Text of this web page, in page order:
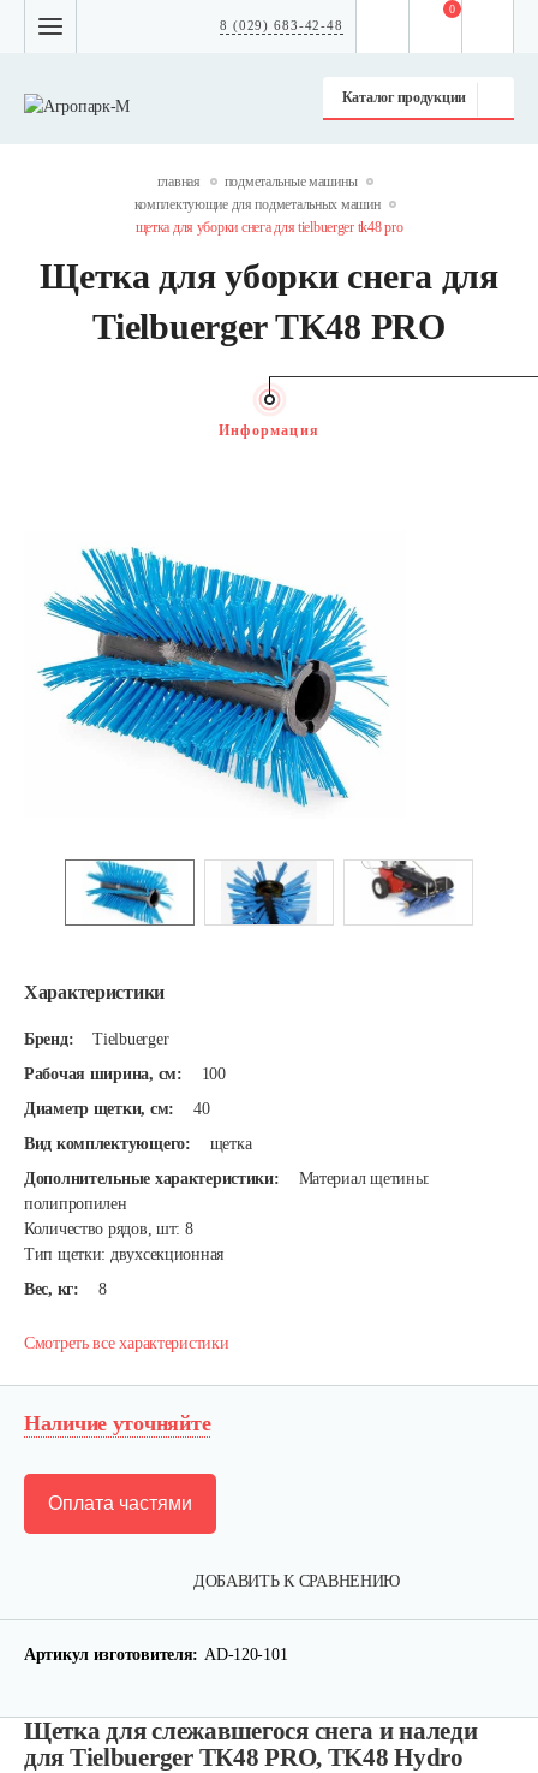
8 (029) 683-42-48
Каталог продукции
0
главная
подметальные машины
комплектующие для подметальных машин
щетка для уборки снега для tielbuerger tk48 pro
Щетка для уборки снега для
Tielbuerger TK48 PRO
Характеристики
Бренд:
Tielbuerger
Рабочая ширина, см:
100
Диаметр щетки, см:
40
Вид комплектующего:
щетка
Дополнительные характеристики:
Материал щетины:
полипропилен
Количество рядов, шт: 8
Тип щетки: двухсекционная
Вес, кг:
8
Смотреть все характеристики
Информация
Наличие уточняйте
ДОБАВИТЬ К СРАВНЕНИЮ
Оплата частями
Артикул изготовителя: AD-120-101
Щетка для слежавшегося снега и наледи
для Tielbuerger ТК48 PRO, TK48 Hydro